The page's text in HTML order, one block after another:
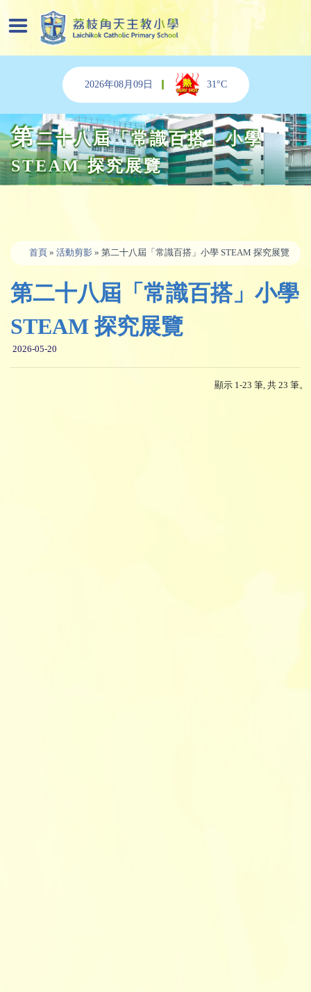
2026年08月09日 31°C
第二十八屆「常識百搭」小學
STEAM 探究展覽
首頁 » 活動剪影 » 第二十八屆「常識百搭」小學 STEAM 探究展覽
第二十八屆「常識百搭」小學
STEAM 探究展覽
2026-05-20
顯示 1-23 筆, 共 23 筆。